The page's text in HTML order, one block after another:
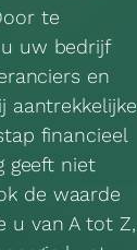
te
uw bedrijf
en
aantrekkelijke
financieel
geeft niet
de waarde
u van A tot Z,